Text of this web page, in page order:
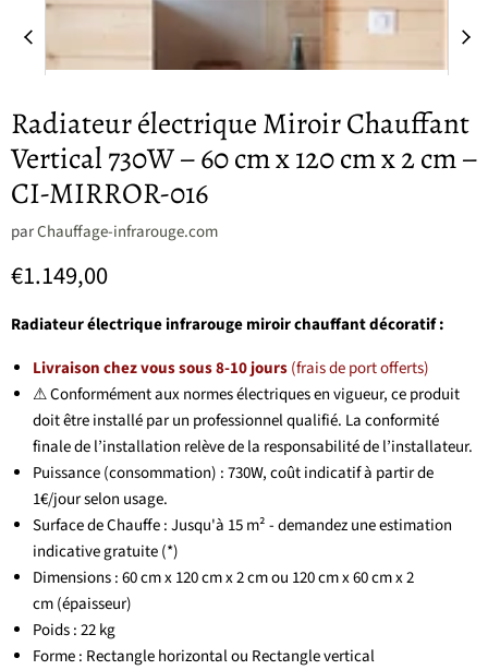
Radiateur électrique Miroir Chauffant
Vertical 730W – 60 cm x 120 cm x 2 cm –
CI-MIRROR-016
parChauffage-infrarouge.com
Prix actuel
€1.149,00
Radiateur électrique infrarouge miroir chauffant décoratif :
Livraison chez vous sous 8-10 jours(frais de port offerts)
⚠ Conformément aux normes électriques en vigueur, ce produit
doit être installé par un professionnel qualifié. La conformité
finale de l’installation relève de la responsabilité de l’installateur.
Puissance (consommation) : 730W, coût indicatif à partir de
1€/jour selon usage.
Surface de Chauffe : Jusqu'à 15 m² - demandez une estimation
indicative gratuite (*)
Dimensions : 60 cm x 120 cm x 2 cm ou 120 cm x 60 cm x 2
cm(épaisseur)
Poids : 22 kg
Forme : Rectangle horizontal ou Rectangle vertical